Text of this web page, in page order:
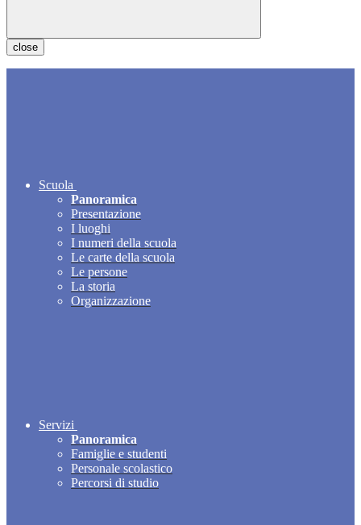
close
Scuola
Panoramica
Presentazione
I luoghi
I numeri della scuola
Le carte della scuola
Le persone
La storia
Organizzazione
Servizi
Panoramica
Famiglie e studenti
Personale scolastico
Percorsi di studio